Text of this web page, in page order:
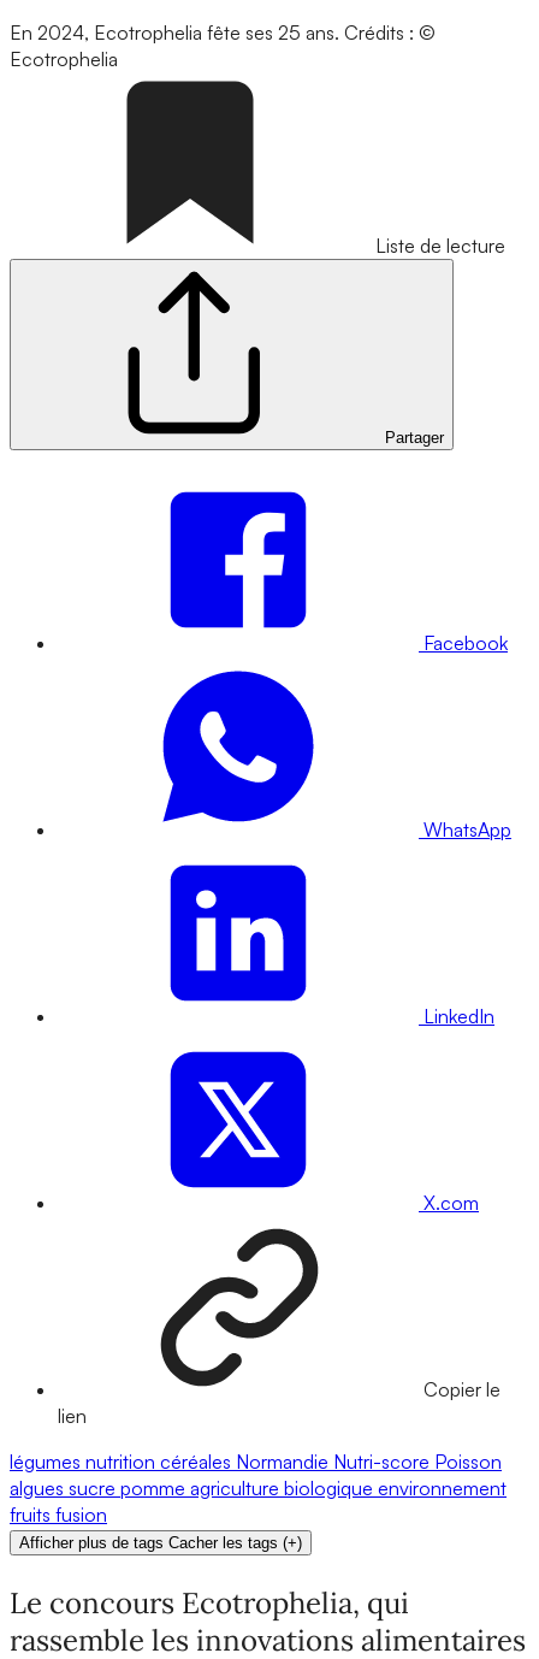
En 2024, Ecotrophelia fête ses 25 ans. Crédits : ©
Ecotrophelia
Liste de lecture
Partager
Facebook
WhatsApp
LinkedIn
X.com
Copier le
lien
légumes nutrition céréales Normandie Nutri-score Poisson
algues sucre pomme agriculture biologique environnement
fruits fusion
Afficher plus de tags Cacher les tags (+)
Le concours Ecotrophelia, qui
rassemble les innovations alimentaires